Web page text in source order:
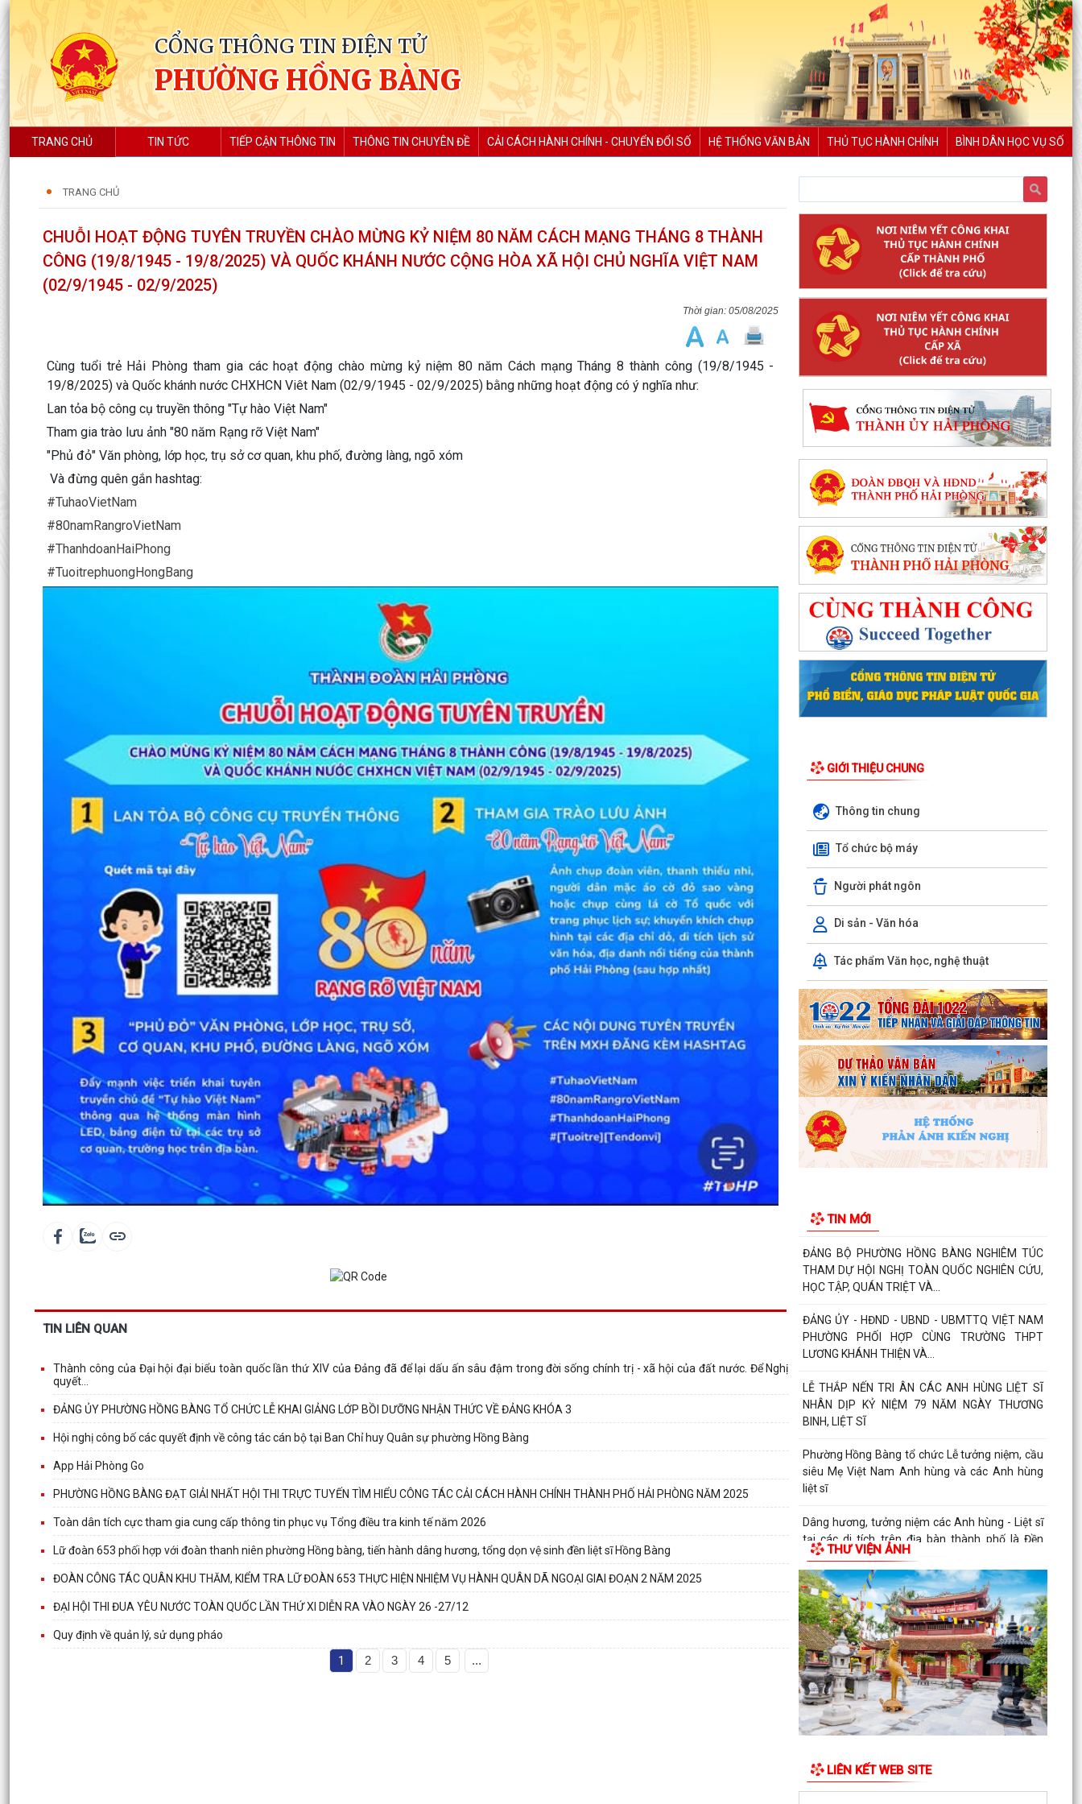
CỔNG THÔNG TIN ĐIỆN TỬ
PHƯỜNG HỒNG BÀNG
TRANG CHỦ TIN TỨC TIẾP CẬN THÔNG TIN THÔNG TIN CHUYÊN ĐỀ CẢI CÁCH HÀNH CHÍNH - CHUYỂN ĐỔI SỐ HỆ THỐNG VĂN BẢN THỦ TỤC HÀNH CHÍNH BÌNH DÂN HỌC VỤ SỐ
TRANG CHỦ
CHUỖI HOẠT ĐỘNG TUYÊN TRUYỀN CHÀO MỪNG KỶ NIỆM 80 NĂM CÁCH MẠNG THÁNG 8 THÀNH
CÔNG (19/8/1945 - 19/8/2025) VÀ QUỐC KHÁNH NƯỚC CỘNG HÒA XÃ HỘI CHỦ NGHĨA VIỆT NAM
(02/9/1945 - 02/9/2025)
05/08/2025
Cùng tuổi trẻ Hải Phòng tham gia các hoạt động chào mừng kỷ niệm 80 năm Cách mạng Tháng 8 thành công (19/8/1945 -
19/8/2025) và Quốc khánh nước CHXHCN Viêt Nam (02/9/1945 - 02/9/2025) bằng những hoạt động có ý nghĩa như:
Lan tỏa bộ công cụ truyền thông "Tự hào Việt Nam"
Tham gia trào lưu ảnh "80 năm Rạng rỡ Việt Nam"
"Phủ đỏ" Văn phòng, lớp học, trụ sở cơ quan, khu phố, đường làng, ngõ xóm
Và đừng quên gắn hashtag:
#TuhaoVietNam
#80namRangroVietNam
#ThanhdoanHaiPhong
#TuoitrephuongHongBang
TIN LIÊN QUAN
Thành công của Đại hội đại biểu toàn quốc lần thứ XIV của Đảng đã để lại dấu ấn sâu đậm trong đời sống chính trị - xã hội của đất nước. Để Nghị
quyết...
ĐẢNG ỦY PHƯỜNG HỒNG BÀNG TỔ CHỨC LỄ KHAI GIẢNG LỚP BỒI DƯỠNG NHẬN THỨC VỀ ĐẢNG KHÓA 3
Hội nghị công bố các quyết định về công tác cán bộ tại Ban Chỉ huy Quân sự phường Hồng Bàng
App Hải Phòng Go
PHƯỜNG HỒNG BÀNG ĐẠT GIẢI NHẤT HỘI THI TRỰC TUYẾN TÌM HIỂU CÔNG TÁC CẢI CÁCH HÀNH CHÍNH THÀNH PHỐ HẢI PHÒNG NĂM 2025
Toàn dân tích cực tham gia cung cấp thông tin phục vụ Tổng điều tra kinh tế năm 2026
Lữ đoàn 653 phối hợp với đoàn thanh niên phường Hồng bàng, tiến hành dâng hương, tổng dọn vệ sinh đền liệt sĩ Hồng Bàng
ĐOÀN CÔNG TÁC QUÂN KHU THĂM, KIỂM TRA LỮ ĐOÀN 653 THỰC HIỆN NHIỆM VỤ HÀNH QUÂN DÃ NGOẠI GIAI ĐOẠN 2 NĂM 2025
ĐẠI HỘI THI ĐUA YÊU NƯỚC TOÀN QUỐC LẦN THỨ XI DIỄN RA VÀO NGÀY 26 -27/12
Quy định về quản lý, sử dụng pháo
1 2 3 4 5 ...
GIỚI THIỆU CHUNG
Thông tin chung
Tổ chức bộ máy
Người phát ngôn
Di sản - Văn hóa
Tác phẩm Văn học, nghệ thuật
TIN MỚI
Phường Hồng Bàng tổng kết và trao giải Cuộc
Đảng năm...
PHƯỜNG HỒNG BÀNG NÂNG CAO CHẤT LƯỢNG
SINH HOẠT CHI BỘ TỪ CƠ SỞ
Trường Tiểu học Đinh Tiên Hoàng (phường
Hồng Bàng) tăng kiến thức, kỹ năng phòng
chống đuối nước...
Phường Hồng Bàng tập huấn kiến thức về an
toàn thực phẩm cho các cơ sở kinh doanh dịch
vụ ăn uống,...
HỘI NGƯỜI CAO TUỔI PHƯỜNG HỒNG BÀNG TỔ
CHỨC HỘI NGHỊ SƠ KẾT CÔNG TÁC HỘI 6
THÁNG ĐẦU NĂM 2026
ĐẢNG BỘ PHƯỜNG HỒNG BÀNG NGHIÊM TÚC
THAM DỰ HỘI NGHỊ TOÀN QUỐC NGHIÊN CỨU,
HỌC TẬP, QUÁN TRIỆT VÀ...
PHƯỜNG PHỐI HỢP CÙNG TRƯỜNG THPT
LƯƠNG KHÁNH THIỆN VÀ...
LỄ THẮP NẾN TRI ÂN CÁC ANH HÙNG LIỆT SĨ
NHÂN DỊP KỶ NIỆM 79 NĂM NGÀY THƯƠNG
BINH, LIỆT SĨ
Phường Hồng Bàng tổ chức Lễ tưởng niệm, cầu
siêu Mẹ Việt Nam Anh hùng và các Anh hùng
liệt sĩ
Dâng hương, tưởng niệm các Anh hùng - Liệt sĩ
tại các di tích trên địa bàn thành phố là Đền
PHƯỜNG HỒNG BÀNG TỔ CHỨC HỘI NGHỊ SƠ
KẾT 6 THÁNG ĐẦU NĂM 2026 CÔNG TÁC BẢO
VỆ NỀN TẢNG TƯ TƯỞNG CỦA...
Hội Cựu CAND phường Hồng Bàng đi thăm, tặng
quà các gia đình thương binh, thân nhân liệt sỹ
CAND
Phường Hồng Bàng phát huy vai trò, nâng cao
hiệu lực, hiệu quả hoạt động của bộ máy chính
quyền cơ...
TUỔI TRẺ PHƯỜNG HỒNG BÀNG TỔ CHỨC
CHƯƠNG TRÌNH NÓI CHUYỆN TRUYỀN THỐNG
NHÂN KỶ NIỆM 79 NĂM NGÀY...
Đồng chí Nguyễn Văn Tuấn, Bí thư Đảng ủy
phố tặng Bằng...
THƯ VIỆN ẢNH
LIÊN KẾT WEB SITE